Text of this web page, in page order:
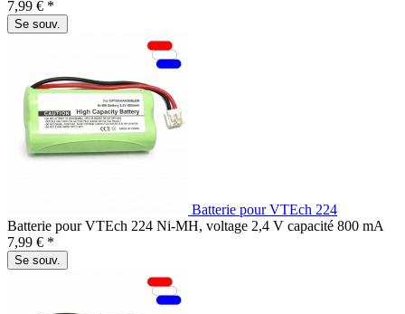
7,99 € *
Se souv.
Batterie pour VTEch 224
Batterie pour VTEch 224 Ni-MH, voltage 2,4 V capacité 800 mA
7,99 € *
Se souv.